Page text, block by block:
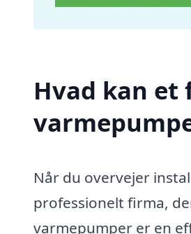
Hvad kan
Når du overvejer
professionelt firma,
varmepumper er en